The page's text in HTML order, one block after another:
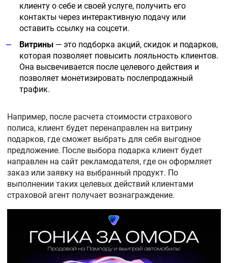
клиенту о себе и своей услуге, получить его
контакты через интерактивную подачу или
оставить ссылку на соцсети.
Витрины — это подборка акций, скидок и подарков,
которая позволяет повысить лояльность клиентов.
Она высвечивается после целевого действия и
позволяет монетизировать послепродажный
трафик.
Например, после расчета стоимости страхового
полиса, клиент будет перенаправлен на витрину
подарков, где сможет выбрать для себя выгодное
предложение. После выбора подарка клиент будет
направлен на сайт рекламодателя, где он оформляет
заказ или заявку на выбранный продукт. По
выполнении таких целевых действий клиентами
страховой агент получает вознаграждение.